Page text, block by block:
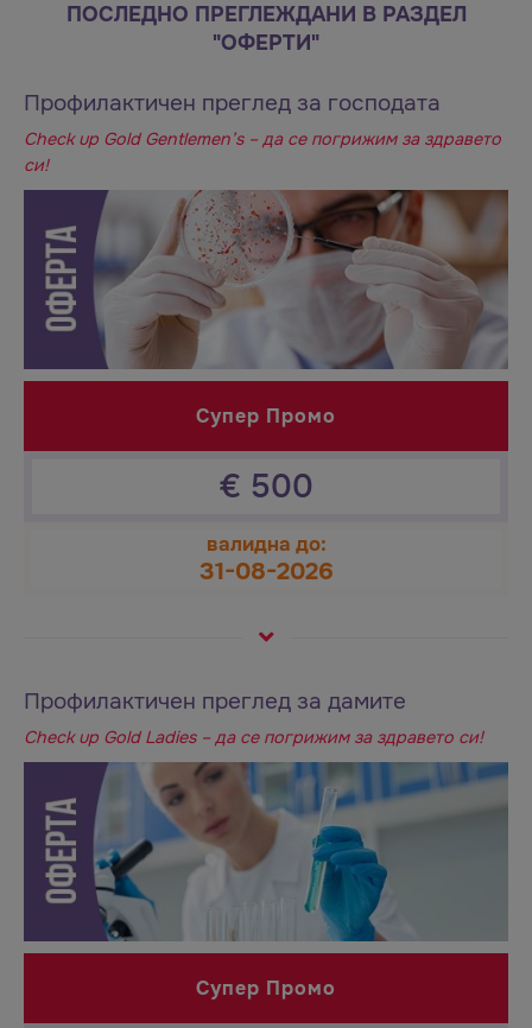
ПОСЛЕДНО ПРЕГЛЕЖДАНИ В РАЗДЕЛ
"ОФЕРТИ"
Профилактичен преглед за господата
Check up Gold Gentlemen’s – да се погрижим за здравето
си!
Супер Промо
€ 500
валидна до:
31-08-2026
Профилактичен преглед за дамите
Check up Gold Ladies – да се погрижим за здравето си!
Супер Промо